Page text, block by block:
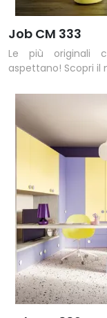
Job CM 333
Le più originali
aspettano! Scopri il